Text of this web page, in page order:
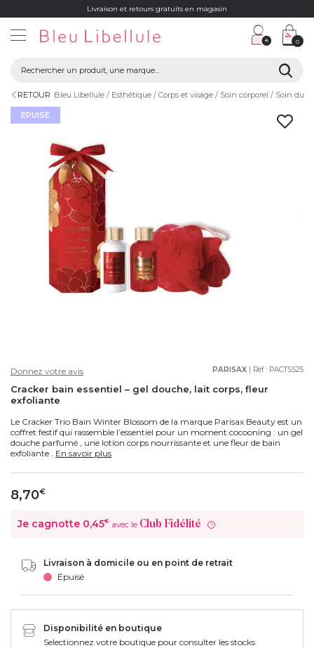
Livraison et retours gratuits en magasin
0
RETOUR Bleu Libellule Esthétique Corps et visage Soin corporel Soin du
ÉPUISÉ
PARISAX | Réf : PACTSS25
Donnez votre avis
Cracker bain essentiel – gel douche, lait corps, fleur
exfoliante
Le Cracker Trio Bain Winter Blossom de la marque Parisax Beauty est un
coffret festif qui rassemble l’essentiel pour un moment cocooning : un gel
douche parfumé , une lotion corps nourrissante et une fleur de bain
exfoliante . En savoir plus
8,70€
Je cagnotte 0,45€ avec le Club Fidélité ?
Livraison à domicile ou en point de retrait
Épuisé
Disponibilité en boutique
Selectionnez votre boutique pour consulter les stocks